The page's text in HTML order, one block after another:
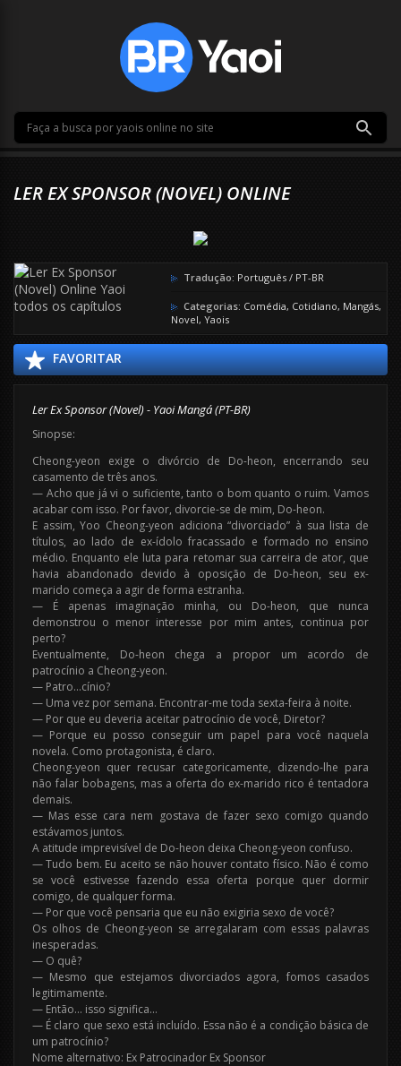
LER EX SPONSOR (NOVEL) ONLINE
Tradução: Português / PT-BR
Categorias: Comédia, Cotidiano, Mangás,
Novel, Yaois
FAVORITAR
Ler Ex Sponsor (Novel) - Yaoi Mangá (PT-BR)
Sinopse:
Cheong-yeon exige o divórcio de Do-heon, encerrando seu
casamento de três anos.
— Acho que já vi o suficiente, tanto o bom quanto o ruim. Vamos
acabar com isso. Por favor, divorcie-se de mim, Do-heon.
E assim, Yoo Cheong-yeon adiciona “divorciado” à sua lista de
títulos, ao lado de ex-ídolo fracassado e formado no ensino
médio. Enquanto ele luta para retomar sua carreira de ator, que
havia abandonado devido à oposição de Do-heon, seu ex-
marido começa a agir de forma estranha.
— É apenas imaginação minha, ou Do-heon, que nunca
demonstrou o menor interesse por mim antes, continua por
perto?
Eventualmente, Do-heon chega a propor um acordo de
patrocínio a Cheong-yeon.
— Patro…cínio?
— Uma vez por semana. Encontrar-me toda sexta-feira à noite.
— Por que eu deveria aceitar patrocínio de você, Diretor?
— Porque eu posso conseguir um papel para você naquela
novela. Como protagonista, é claro.
Cheong-yeon quer recusar categoricamente, dizendo-lhe para
não falar bobagens, mas a oferta do ex-marido rico é tentadora
demais.
— Mas esse cara nem gostava de fazer sexo comigo quando
estávamos juntos.
A atitude imprevisível de Do-heon deixa Cheong-yeon confuso.
— Tudo bem. Eu aceito se não houver contato físico. Não é como
se você estivesse fazendo essa oferta porque quer dormir
comigo, de qualquer forma.
— Por que você pensaria que eu não exigiria sexo de você?
Os olhos de Cheong-yeon se arregalaram com essas palavras
inesperadas.
— O quê?
— Mesmo que estejamos divorciados agora, fomos casados
legitimamente.
— Então… isso significa…
— É claro que sexo está incluído. Essa não é a condição básica de
um patrocínio?
Nome alternativo: Ex Patrocinador Ex Sponsor